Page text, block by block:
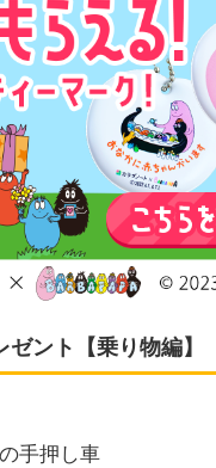
ント【乗り物編】
手押し車